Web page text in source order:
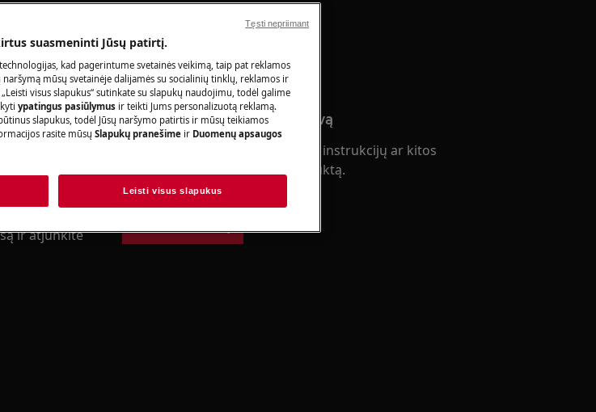
prieš
ir atjunkite
Užsisakykite paslaugą
Raskite savo produkto vadovą
Spręskite problemas ir ieškokite instrukcijų ar kitos
dokumentacijos apie savo produktą.
suasmeninti Jūsų patirtį.
kad pagerintume svetainės veikimą, taip pat reklamos
mūsų svetainėje dalijamės su socialinių tinklų, reklamos ir
visus slapukus“ sutinkate su slapukų naudojimu, todėl galime
ypatingus pasiūlymus ir teikti Jums personalizuotą reklamą.
slapukus, todėl Jūsų naršymo patirtis ir mūsų teikiamos
rasite mūsų Slapukų pranešime ir Duomenų apsaugos
Leisti visus slapukus
Tęsti nepriimant